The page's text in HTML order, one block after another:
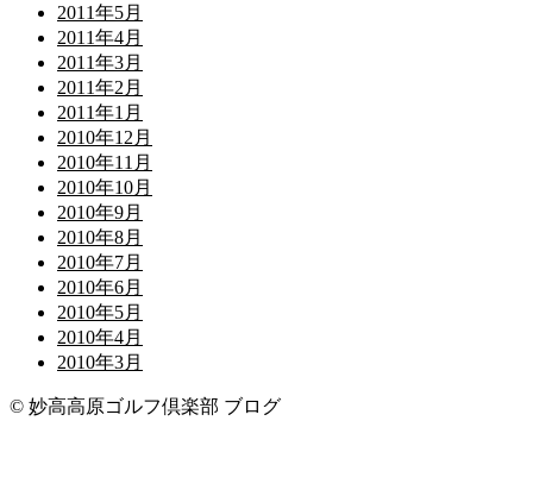
2011年5月
2011年4月
2011年3月
2011年2月
2011年1月
2010年12月
2010年11月
2010年10月
2010年9月
2010年8月
2010年7月
2010年6月
2010年5月
2010年4月
2010年3月
© 妙高高原ゴルフ倶楽部 ブログ